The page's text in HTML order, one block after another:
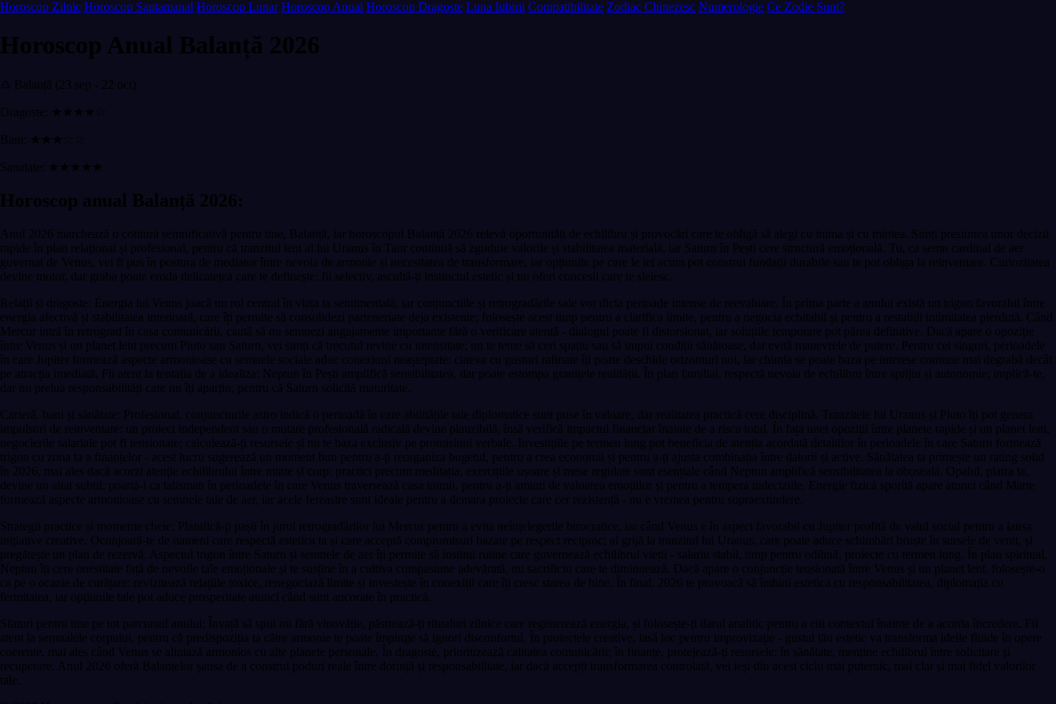
Horoscop Zilnic Horoscop Saptamanal Horoscop Lunar Horoscop Anual Horoscop Dragoste Luna Iubirii Compatibilitate Zodiac Chinezesc Numerologie Ce Zodie Sunt?
Horoscop Anual Balanță 2026
♎ Balanță (23 sep - 22 oct)
Dragoste: ★★★★☆
Bani: ★★★☆☆
Sanatate: ★★★★★
Horoscop anual Balanță 2026:
Anul 2026 marchează o cotitură semnificativă pentru tine, Balanță, iar horoscopul Balanță 2026 relevă oportunități de echilibru și provocări care te obligă să alegi cu inima și cu mintea. Simți presiunea unor decizii
rapide în plan relațional și profesional, pentru că tranzitul lent al lui Uranus în Taur continuă să zguduie valorile și stabilitatea materială, iar Saturn în Pești cere structură emoțională. Tu, ca semn cardinal de aer
guvernat de Venus, vei fi pus în postura de mediator între nevoia de armonie și necesitatea de transformare, iar opțiunile pe care le iei acum pot construi fundații durabile sau te pot obliga la reinventare. Curiozitatea
devine motor, dar graba poate eroda delicatețea care te definește: fii selectiv, ascultă-ți instinctul estetic și nu oferi concesii care te sleiesc.
Relații și dragoste: Energia lui Venus joacă un rol central în viața ta sentimentală, iar conjunctiile și retrogradările sale vor dicta perioade intense de reevaluare. În prima parte a anului există un trigon favorabil între
energia afectivă și stabilitatea interioară, care îți permite să consolidezi parteneriate deja existente; folosește acest timp pentru a clarifica limite, pentru a negocia echitabil și pentru a restabili intimitatea pierdută. Când
Mercur intră în retrograd în casa comunicării, caută să nu semnezi angajamente importante fără o verificare atentă - dialogul poate fi distorsionat, iar soluțiile temporare pot părea definitive. Dacă apare o opoziție
între Venus și un planet lent precum Pluto sau Saturn, vei simți că trecutul revine cu intensitate; nu te teme să ceri spațiu sau să impui condiții sănătoase, dar evită manevrele de putere. Pentru cei singuri, perioadele
în care Jupiter formează aspecte armonioase cu semnele sociale aduc conexiuni neașteptate: cineva cu gusturi rafinate îți poate deschide orizonturi noi, iar chimia se poate baza pe interese comune mai degrabă decât
pe atracția imediată. Fii atent la tentația de a idealiza: Neptun în Pești amplifică sensibilitatea, dar poate estompa granițele realității. În plan familial, respectă nevoia de echilibru între sprijin și autonomie; implică-te,
dar nu prelua responsabilități care nu îți aparțin, pentru că Saturn solicită maturitate.
Carieră, bani și sănătate: Profesional, conjuncturile astro indică o perioadă în care abilitățile tale diplomatice sunt puse în valoare, dar realitatea practică cere disciplină. Tranzitele lui Uranus și Pluto îți pot genera
impulsuri de reinventare: un proiect independent sau o mutare profesională radicală devine plauzibilă, însă verifică impactul financiar înainte de a risca totul. În fața unei opoziții între planete rapide și un planet lent,
negocierile salariale pot fi tensionate; calculează-ți resursele și nu te baza exclusiv pe promisiuni verbale. Investițiile pe termen lung pot beneficia de atenția acordată detaliilor în perioadele în care Saturn formează
trigon cu zona ta a finanțelor - acest lucru sugerează un moment bun pentru a-ți reorganiza bugetul, pentru a crea economii și pentru a-ți ajusta combinația între datorii și active. Sănătatea ta primește un rating solid
în 2026, mai ales dacă acorzi atenție echilibrului între minte și corp: practici precum meditația, exercițiile ușoare și mese regulate sunt esențiale când Neptun amplifică sensibilitatea la oboseală. Opalul, piatra ta,
devine un aliat subtil: poartă-l ca talisman în perioadele în care Venus traversează casa inimii, pentru a-ți aminti de valoarea emoțiilor și pentru a tempera indeciziile. Energie fizică sporită apare atunci când Marte
formează aspecte armonioase cu semnele tale de aer, iar acele fereastre sunt ideale pentru a demara proiecte care cer rezistență - nu e vremea pentru supraextindere.
Strategii practice și momente cheie: Planifică-ți pașii în jurul retrogradărilor lui Mercur pentru a evita neînțelegerile birocratice, iar când Venus e în aspect favorabil cu Jupiter profită de valul social pentru a lansa
inițiative creative. Oconjoară-te de oameni care respectă estetica ta și care acceptă compromisuri bazate pe respect reciproc; ai grijă la tranzitul lui Uranus, care poate aduce schimbări bruște în sursele de venit, și
pregătește un plan de rezervă. Aspectul trigon între Saturn și semnele de aer îți permite să institui rutine care guvernează echilibrul vieții - salariu stabil, timp pentru odihnă, proiecte cu termen lung. În plan spiritual,
Neptun îți cere onestitate față de nevoile tale emoționale și te susține în a cultiva compasiune adevărată, nu sacrificiu care te diminuează. Dacă apare o conjuncție tensionată între Venus și un planet lent, folosește-o
ca pe o ocazie de curățare: revizitează relațiile toxice, renegociază limite și investește în conexiții care îți cresc starea de bine. În final, 2026 te provoacă să îmbini estetica cu responsabilitatea, diplomația cu
fermitatea, iar opțiunile tale pot aduce prosperitate atunci când sunt ancorate în practică.
Sfaturi pentru tine pe tot parcursul anului: Învață să spui nu fără vinovăție, păstrează-ți ritualuri zilnice care regenerează energia, și folosește-ți darul analitic pentru a citi contextul înainte de a acorda încredere. Fii
atent la semnalele corpului, pentru că predispoziția ta către armonie te poate împinge să ignori disconfortul. În proiectele creative, lasă loc pentru improvizație - gustul tău estetic va transforma ideile fluide în opere
coerente, mai ales când Venus se aliniază armonios cu alte planete personale. În dragoste, prioritizează calitatea comunicării; în finanțe, protejează-ți resursele; în sănătate, menține echilibrul între solicitare și
recuperare. Anul 2026 oferă Balanțelor șansa de a construi poduri reale între dorință și responsabilitate, iar dacă accepți transformarea controlată, vei ieși din acest ciclu mai puternic, mai clar și mai fidel valorilor
tale.